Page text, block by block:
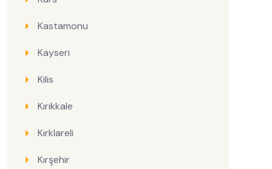
Kastamonu
Kayseri
Kilis
Kırıkkale
Kırklareli
Kırşehir